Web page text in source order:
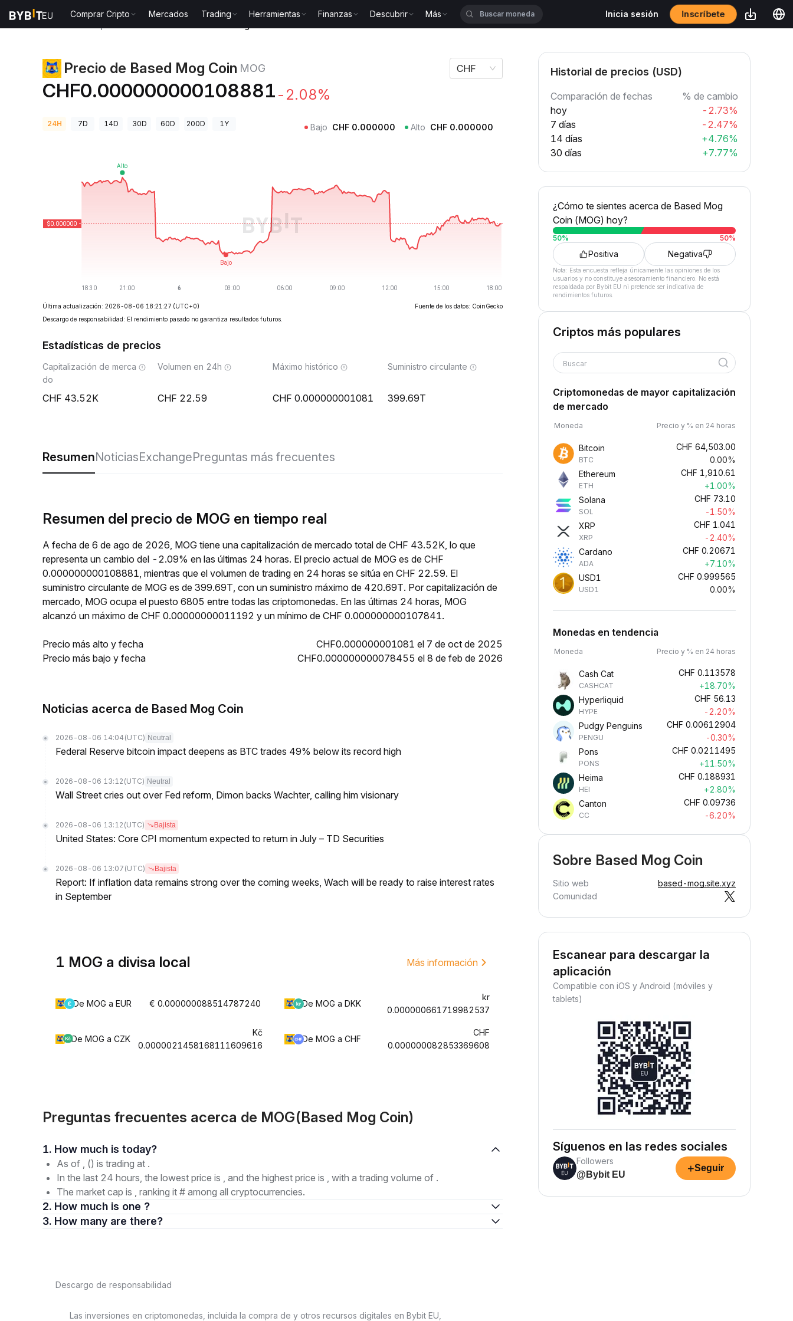
Comprar Cripto Mercados Trading Herramientas Finanzas Descubrir Más Inicia sesión Inscríbete
Precio de Based Mog Coin MOG
CHF0.000000000108881 -2.08%
CHF
24H 7D 14D 30D 60D 200D 1Y Bajo CHF 0.000000 Alto CHF 0.000000
Última actualización: 2026-08-06 18:21:27 (UTC+0)
Fuente de los datos: CoinGecko
Descargo de responsabilidad: El rendimiento pasado no garantiza resultados futuros.
Estadísticas de precios
Capitalización de merca
do
43.52K
Volumen en 24h
22.59
Máximo histórico
0.000000001081
Suministro circulante
399.69T
ResumenNoticiasExchangePreguntas más frecuentes
Resumen del precio de MOG en tiempo real
A fecha de 6 de ago de 2026, MOG tiene una capitalización de mercado total de CHF 43.52K, lo que
representa un cambio del -2.09% en las últimas 24 horas. El precio actual de MOG es de CHF
0.000000000108881, mientras que el volumen de trading en 24 horas se sitúa en CHF 22.59. El
suministro circulante de MOG es de 399.69T, con un suministro máximo de 420.69T. Por capitalización de
mercado, MOG ocupa el puesto 6805 entre todas las criptomonedas. En las últimas 24 horas, MOG
alcanzó un máximo de CHF 0.00000000011192 y un mínimo de CHF 0.000000000107841.
Precio más alto y fecha
CHF0.000000001081 el 7 de oct de 2025
Precio más bajo y fecha
CHF0.000000000078455 el 8 de feb de 2026
Noticias acerca de Based Mog Coin
2026-08-06 14:04 (UTC) Neutral
Federal Reserve bitcoin impact deepens as BTC trades 49% below its record high
2026-08-06 13:12 (UTC) Neutral
Wall Street cries out over Fed reform, Dimon backs Wachter, calling him visionary
2026-08-06 13:12 (UTC) Bajista
United States: Core CPI momentum expected to return in July – TD Securities
2026-08-06 13:07 (UTC) Bajista
Report: If inflation data remains strong over the coming weeks, Wach will be ready to raise interest rates
in September
1 MOG a divisa local Más información
De MOG a EUR € 0.000000088514787240 De MOG a DKK
kr
0.000000661719982537
De MOG a CZK
Kč
0.0000021458168111609616
De MOG a CHF
CHF
0.000000082853369608
Preguntas frecuentes acerca de MOG(Based Mog Coin)
1. How much is today?
As of , () is trading at .
In the last 24 hours, the lowest price is , and the highest price is , with a trading volume of .
The market cap is , ranking it # among all cryptocurrencies.
2. How much is one ?
3. How many are there?
Descargo de responsabilidad
Las inversiones en criptomonedas, incluida la compra de y otros recursos digitales en Bybit EU,
Historial de precios (USD)
Comparación de fechas
% de cambio
hoy
-2.73%
7 días
-2.47%
14 días
+4.76%
30 días
+7.77%
¿Cómo te sientes acerca de Based Mog
Coin (MOG) hoy?
50% 50%
Positiva Negativa
Nota: Esta encuesta refleja únicamente las opiniones de los
usuarios y no constituye asesoramiento financiero. No está
respaldada por Bybit EU ni pretende ser indicativa de
rendimientos futuros.
Criptos más populares
Buscar
Criptomonedas de mayor capitalización
de mercado
Moneda Precio y % en 24 horas
Bitcoin
BTC
CHF 64,503.00
0.00%
Ethereum
ETH
CHF 1,910.61
+1.00%
Solana
SOL
CHF 73.10
-1.50%
XRP
XRP
CHF 1.041
-2.40%
Cardano
ADA
CHF 0.20671
+7.10%
USD1
USD1
CHF 0.999565
0.00%
Monedas en tendencia
Moneda Precio y % en 24 horas
Cash Cat
CASHCAT
CHF 0.113578
+18.70%
Hyperliquid
HYPE
CHF 56.13
-2.20%
Pudgy Penguins
PENGU
CHF 0.00612904
-0.30%
Pons
PONS
CHF 0.0211495
+11.50%
Heima
HEI
CHF 0.188931
+2.80%
Canton
CC
CHF 0.09736
-6.20%
Sobre Based Mog Coin
Sitio web
based-mog.site.xyz
Comunidad
Escanear para descargar la
aplicación
Compatible con iOS y Android (móviles y
tablets)
Síguenos en las redes sociales
Followers
@Bybit EU
+Seguir